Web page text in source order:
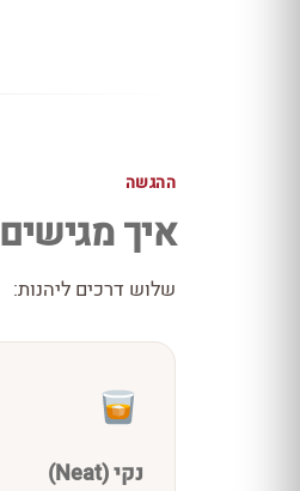
ההגשה
איך מגישים
שלוש דרכים ליהנות:
נקי (Neat)